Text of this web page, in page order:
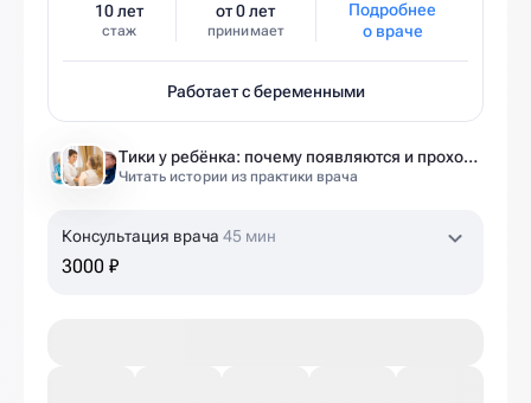
10 лет
стаж
от 0 лет
принимает
Подробнее
о враче
Работает с беременными
Тики у ребёнка: почему появляются и проходят ли сами
Читать истории из практики врача
Консультация врача 45 мин
3000 ₽